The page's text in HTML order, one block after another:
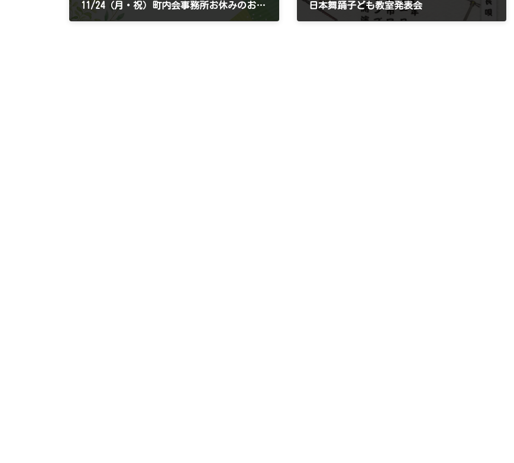
11/24（月・祝）町内会事務所お休みのお知らせ 日本舞踊子ども教室発表会